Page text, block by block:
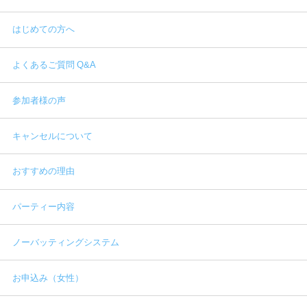
はじめての方へ
よくあるご質問 Q&A
参加者様の声
キャンセルについて
おすすめの理由
パーティー内容
ノーバッティングシステム
お申込み（女性）